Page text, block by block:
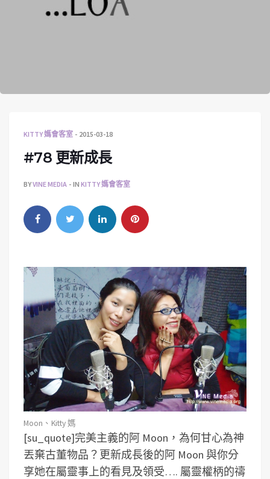
KITTY 媽會客室 2015-03-18
#78 更新成長
BYVINE MEDIA IN KITTY 媽會客室
Moon、Kitty 媽
[su_quote]完美主義的阿 Moon，為何甘心為神
丟棄古董物品？更新成長後的阿 Moon 與你分
享她在屬靈事上的看見及領受…. 屬靈權柄的禱